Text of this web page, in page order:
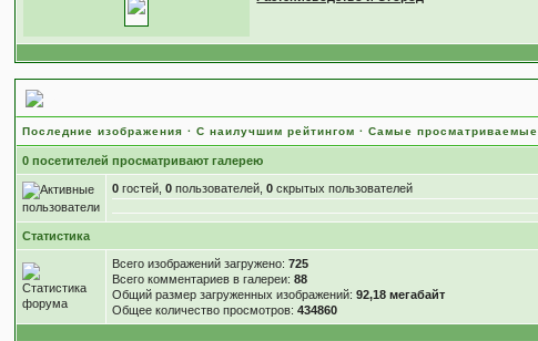
Последние изображения ·С наилучшим рейтингом ·Самые просматриваемые
0 посетителей просматривают галерею
0 гостей,0 пользователей,0 скрытых пользователей
Статистика
Всего изображений загружено:725
Всего комментариев в галереи:88
Общий размер загруженных изображений:92,18 мегабайт
Общее количество просмотров:434860